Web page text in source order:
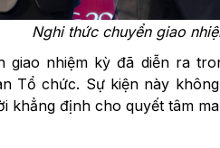
Nghi thức chuyển giao
giao nhiệm kỳ đã diễn ra
Tổ chức. Sự kiện này
khẳng định cho quyết tâm